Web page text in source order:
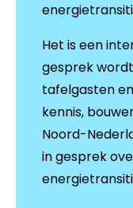
Het is een
gesprek
tafelgasten
kennis,
Noord-
in gesprek